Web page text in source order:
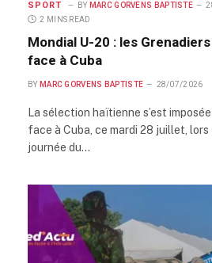
SPORT BY MARC GORVENS BAPTISTE
2 MINS READ
Mondial U-20 : les
face à Cuba
BY MARC GORVENS BAPTISTE 28/07/2026
La sélection haïtienne s’est
face à Cuba, ce mardi 28 juillet, lors
journée du…